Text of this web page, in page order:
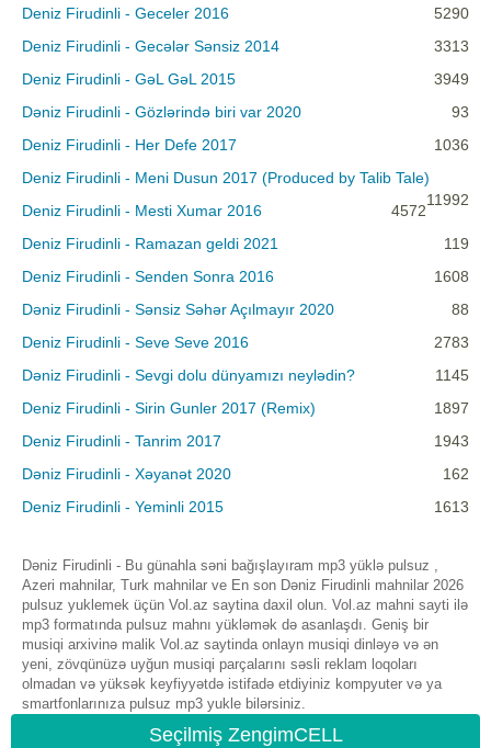
Deniz Firudinli - Geceler 2016
5290
Deniz Firudinli - Gecələr Sənsiz 2014
3313
Deniz Firudinli - GəL GəL 2015
3949
Dəniz Firudinli - Gözlərində biri var 2020
93
Deniz Firudinli - Her Defe 2017
1036
Deniz Firudinli - Meni Dusun 2017 (Produced by Talib Tale)
11992
Deniz Firudinli - Mesti Xumar 2016
4572
Deniz Firudinli - Ramazan geldi 2021
119
Deniz Firudinli - Senden Sonra 2016
1608
Dəniz Firudinli - Sənsiz Səhər Açılmayır 2020
88
Deniz Firudinli - Seve Seve 2016
2783
Dəniz Firudinli - Sevgi dolu dünyamızı neylədin?
1145
Deniz Firudinli - Sirin Gunler 2017 (Remix)
1897
Deniz Firudinli - Tanrim 2017
1943
Dəniz Firudinli - Xəyanət 2020
162
Deniz Firudinli - Yeminli 2015
1613
Dəniz Firudinli - Bu günahla səni bağışlayıram mp3 yüklə pulsuz ,
Azeri mahnilar, Turk mahnilar ve En son Dəniz Firudinli mahnilar 2026
pulsuz yuklemek üçün Vol.az saytina daxil olun. Vol.az mahni sayti ilə
mp3 formatında pulsuz mahnı yükləmək də asanlaşdı. Geniş bir
musiqi arxivinə malik Vol.az saytinda onlayn musiqi dinləyə və ən
yeni, zövqünüzə uyğun musiqi parçalarını səsli reklam loqoları
olmadan və yüksək keyfiyyətdə istifadə etdiyiniz kompyuter və ya
smartfonlarınıza pulsuz mp3 yukle bilərsiniz.
Seçilmiş ZengimCELL